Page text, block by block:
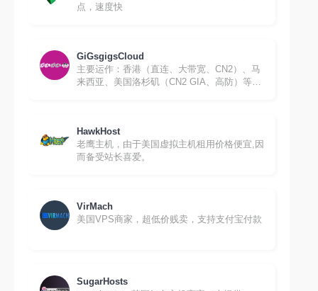
点，速度快
GiGsgigsCloud
主要运作：香港（直连、大带宽、CN2）、马
来西亚、美国洛杉矶（CN2 GIA、高防）等机
HawkHost
老鹰主机，由于美国虚拟主机租用价格便宜,因
而备受站长喜爱。
VirMach
美国VPS商家，超低价贱卖，支持支付宝付款
SugarHosts